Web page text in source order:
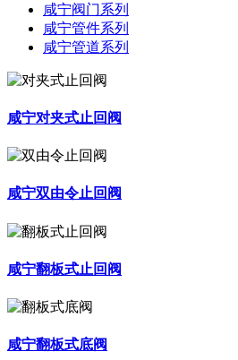
咸宁阀门系列
咸宁管件系列
咸宁管道系列
咸宁对夹式止回阀
咸宁双由令止回阀
咸宁翻板式止回阀
咸宁翻板式底阀